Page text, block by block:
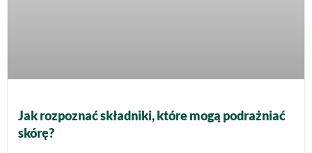
Jak rozpoznać składniki, które mogą podrażniać
skórę?